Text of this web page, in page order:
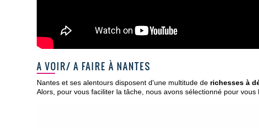
A VOIR/ A FAIRE À NANTES
Nantes et ses alentours disposent d'une multitude de richesses à
Alors, pour vous faciliter la tâche, nous avons sélectionné pour